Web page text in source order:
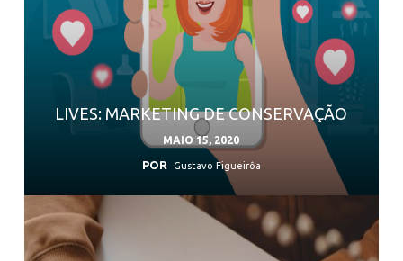
LIVES: MARKETING DE CONSERVAÇÃO
MAIO 15, 2020
POR Gustavo Figueirôa